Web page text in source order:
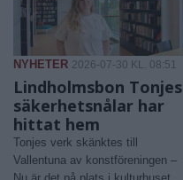
NYHETER 2026-07-30 KL. 08:51
Lindholmsbon Tonjes
säkerhetsnålar har
hittat hem
Tonjes verk skänktes till
Vallentuna av konstföreningen –